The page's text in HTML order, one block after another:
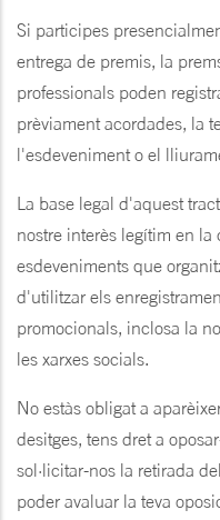
Si participes
entrega de premis, la
professionals poden
prèviament acordades, la
l'esdeveniment o el
La base legal d'aquest
nostre interès legítim en
esdeveniments que
d'utilitzar els
promocionals, inclosa la
les xarxes socials.
No estàs obligat a
desitges, tens dret a
sol·licitar-nos la retirada
poder avaluar la teva